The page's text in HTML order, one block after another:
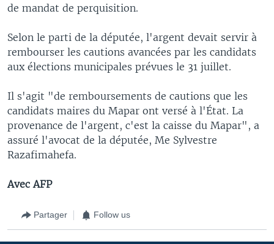
de mandat de perquisition.
Selon le parti de la députée, l'argent devait servir à
rembourser les cautions avancées par les candidats
aux élections municipales prévues le 31 juillet.
Il s'agit "de remboursements de cautions que les
candidats maires du Mapar ont versé à l'État. La
provenance de l'argent, c'est la caisse du Mapar", a
assuré l'avocat de la députée, Me Sylvestre
Razafimahefa.
Avec AFP
Partager Follow us